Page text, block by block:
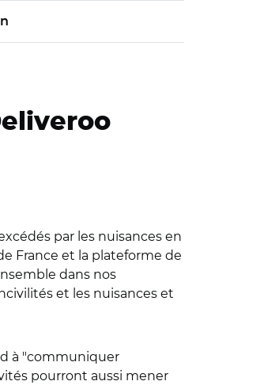
par les nuisances en
France et la plateforme de
dans nos
et les nuisances et
à "communiquer
pourront aussi mener